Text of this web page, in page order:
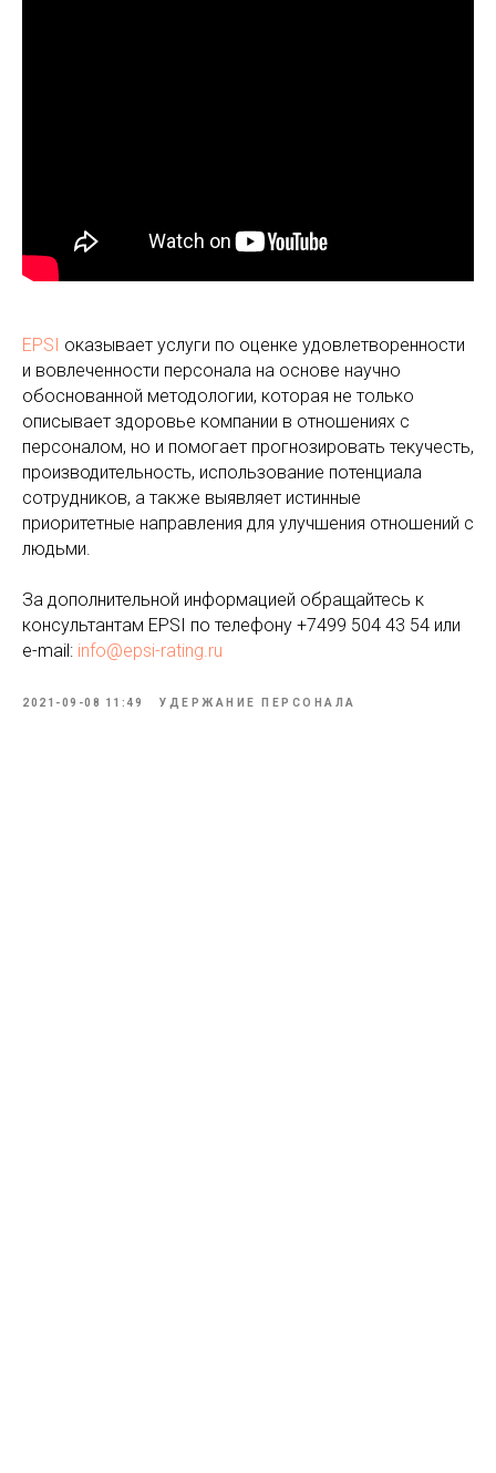
EPSI оказывает услуги по оценке удовлетворенности
и вовлеченности персонала на основе научно
обоснованной методологии, которая не только
описывает здоровье компании в отношениях с
персоналом, но и помогает прогнозировать текучесть,
производительность, использование потенциала
сотрудников, а также выявляет истинные
приоритетные направления для улучшения отношений с
людьми.
За дополнительной информацией обращайтесь к
консультантам EPSI по телефону +7499 504 43 54 или
e-mail: info@epsi-rating.ru
2021-09-08 11:49 УДЕРЖАНИЕ ПЕРСОНАЛА